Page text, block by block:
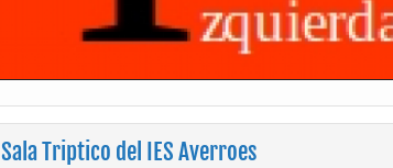
Sala Triptico del IES Averroes